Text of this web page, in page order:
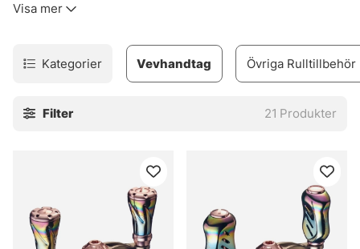
rulle en makeover! Tänk på att alla vevhandtag inte passar
Visa mer
Kategorier Övriga Rulltillbehör
Vevhandtag
Filter 21 Produkter